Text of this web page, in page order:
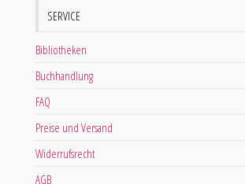
SERVICE
Bibliotheken
Buchhandlung
FAQ
Preise und Versand
Widerrufsrecht
AGB